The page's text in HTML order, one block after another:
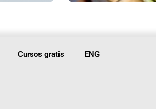
Cursos gratis ENG